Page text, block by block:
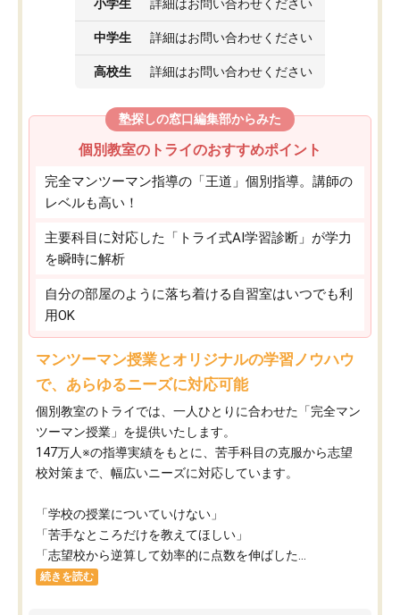
小学生 詳細はお問い合わせください
中学生 詳細はお問い合わせください
高校生 詳細はお問い合わせください
塾探しの窓口編集部からみた
個別教室のトライのおすすめポイント
完全マンツーマン指導の「王道」個別指導。講師の
レベルも高い！
主要科目に対応した「トライ式AI学習診断」が学力
を瞬時に解析
自分の部屋のように落ち着ける自習室はいつでも利
用OK
マンツーマン授業とオリジナルの学習ノウハウ
で、あらゆるニーズに対応可能
個別教室のトライでは、一人ひとりに合わせた「完全マン
ツーマン授業」を提供いたします。​
147万人※の指導実績をもとに、苦手科目の克服から志望
校対策まで、幅広いニーズに対応しています。​
「学校の授業についていけない」​
「苦手なところだけを教えてほしい」​
「志望校から逆算して効率的に点数を伸ばした...
続きを読む